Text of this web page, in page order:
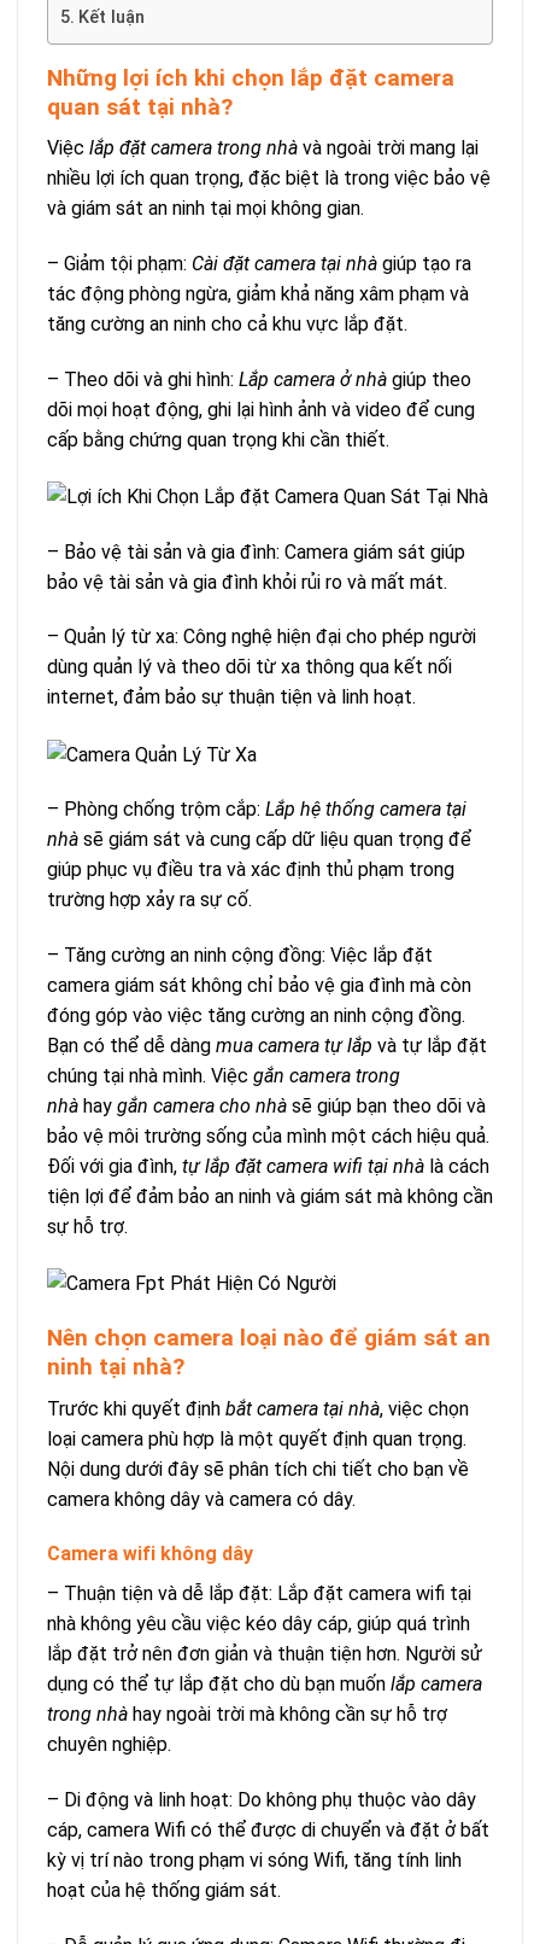
Kết luận
Những lợi ích khi chọn lắp đặt camera
quan sát tại nhà?
Việc lắp đặt camera trong nhà và ngoài trời mang lại
nhiều lợi ích quan trọng, đặc biệt là trong việc bảo vệ
và giám sát an ninh tại mọi không gian.
– Giảm tội phạm: Cài đặt camera tại nhà giúp tạo ra
tác động phòng ngừa, giảm khả năng xâm phạm và
tăng cường an ninh cho cả khu vực lắp đặt.
– Theo dõi và ghi hình: Lắp camera ở nhà giúp theo
dõi mọi hoạt động, ghi lại hình ảnh và video để cung
cấp bằng chứng quan trọng khi cần thiết.
– Bảo vệ tài sản và gia đình: Camera giám sát giúp
bảo vệ tài sản và gia đình khỏi rủi ro và mất mát.
– Quản lý từ xa: Công nghệ hiện đại cho phép người
dùng quản lý và theo dõi từ xa thông qua kết nối
internet, đảm bảo sự thuận tiện và linh hoạt.
– Phòng chống trộm cắp: Lắp hệ thống camera tại
nhà sẽ giám sát và cung cấp dữ liệu quan trọng để
giúp phục vụ điều tra và xác định thủ phạm trong
trường hợp xảy ra sự cố.
– Tăng cường an ninh cộng đồng: Việc lắp đặt
camera giám sát không chỉ bảo vệ gia đình mà còn
đóng góp vào việc tăng cường an ninh cộng đồng.
Bạn có thể dễ dàng mua camera tự lắp và tự lắp đặt
chúng tại nhà mình. Việc gắn camera trong
nhà hay gắn camera cho nhà sẽ giúp bạn theo dõi và
bảo vệ môi trường sống của mình một cách hiệu quả.
Đối với gia đình, tự lắp đặt camera wifi tại nhà là cách
tiện lợi để đảm bảo an ninh và giám sát mà không cần
sự hỗ trợ.
Nên chọn camera loại nào để giám sát an
ninh tại nhà?
Trước khi quyết định bắt camera tại nhà, việc chọn
loại camera phù hợp là một quyết định quan trọng.
Nội dung dưới đây sẽ phân tích chi tiết cho bạn về
camera không dây và camera có dây.
Camera wifi không dây
– Thuận tiện và dễ lắp đặt: Lắp đặt camera wifi tại
nhà không yêu cầu việc kéo dây cáp, giúp quá trình
lắp đặt trở nên đơn giản và thuận tiện hơn. Người sử
dụng có thể tự lắp đặt cho dù bạn muốn lắp camera
trong nhà hay ngoài trời mà không cần sự hỗ trợ
chuyên nghiệp.
– Di động và linh hoạt: Do không phụ thuộc vào dây
cáp, camera Wifi có thể được di chuyển và đặt ở bất
kỳ vị trí nào trong phạm vi sóng Wifi, tăng tính linh
hoạt của hệ thống giám sát.